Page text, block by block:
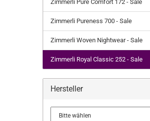
Zimmerli Pure Comfort 172 - Sale
Zimmerli Pureness 700 - Sale
Zimmerli Woven Nightwear - Sale
Zimmerli Royal Classic 252 - Sale
Hersteller